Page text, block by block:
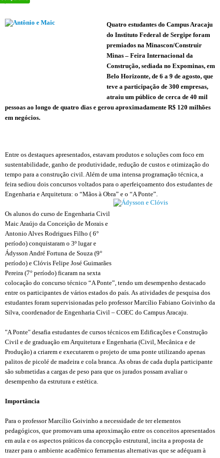
Quatro estudantes do Campus Aracaju
do Instituto Federal de Sergipe foram
premiados na Minascon/Construir
Minas – Feira Internacional da
Construção, sediada no Expominas, em
Belo Horizonte, de 6 a 9 de agosto, que
teve a participação de 300 empresas,
atraiu um público de cerca de 40 mil
pessoas ao longo de quatro dias e gerou aproximadamente R$ 120 milhões
em negócios.
Entre os destaques apresentados, estavam produtos e soluções com foco em
sustentabilidade, ganho de produtividade, redução de custos e otimização do
tempo para a construção civil. Além de uma intensa programação técnica, a
feira sediou dois concursos voltados para o aperfeiçoamento dos estudantes de
Engenharia e Arquitetura: o “Mãos à Obra” e o “A Ponte”.
Os alunos do curso de Engenharia Civil
Maic Araújo da Conceição de Morais e
Antonio Alves Rodrigues Filho ( 6°
período) conquistaram o 3º lugar e
Ádysson André Fortuna de Souza (9°
período) e Clóvis Felipe José Guimarães
Pereira (7° período) ficaram na sexta
colocação do concurso técnico “A Ponte”, tendo um desempenho destacado
entre os participantes de vários estados do país.As atividades de pesquisa dos
estudantes foram supervisionadas pelo professor Marcílio Fabiano Goivinho da
Silva, coordenador de Engenharia Civil – COEC do Campus Aracaju.
"A Ponte" desafia estudantes de cursos técnicos em Edificações e Construção
Civil e de graduação em Arquitetura e Engenharia (Civil, Mecânica e de
Produção) a criarem e executarem o projeto de uma ponte utilizando apenas
palitos de picolé de madeira e cola branca. As obras de cada dupla participante
são submetidas a cargas de peso para que os jurados possam avaliar o
desempenho da estrutura e estética.
Importância
Para o professor Marcílio Goivinho a necessidade de ter elementos
pedagógicos, que promovam uma aproximação entre os conceitos apresentados
em aula e os aspectos práticos da concepção estrutural, incita a proposta de
trazer para o ambiente acadêmico ferramentas alternativas que se adéquam à